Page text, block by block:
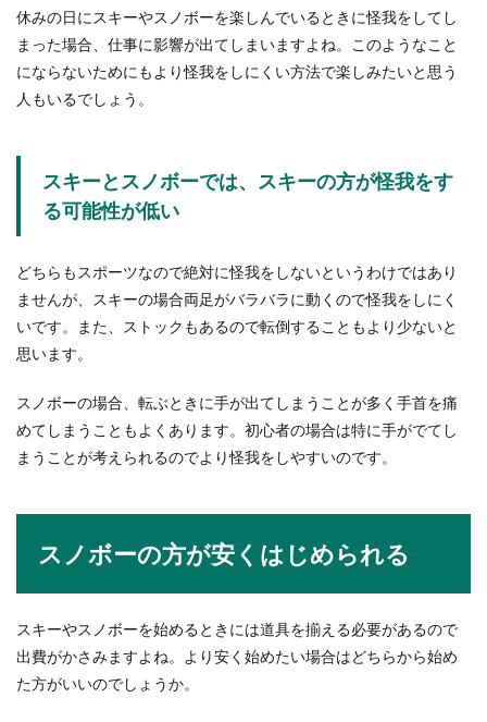
休みの日にスキーやスノボーを楽しんでいるときに怪我をしてし
まった場合、仕事に影響が出てしまいますよね。このようなこと
にならないためにもより怪我をしにくい方法で楽しみたいと思う
人もいるでしょう。
スキーとスノボーでは、スキーの方が怪我をす
る可能性が低い
どちらもスポーツなので絶対に怪我をしないというわけではあり
ませんが、スキーの場合両足がバラバラに動くので怪我をしにく
いです。また、ストックもあるので転倒することもより少ないと
思います。
スノボーの場合、転ぶときに手が出てしまうことが多く手首を痛
めてしまうこともよくあります。初心者の場合は特に手がでてし
まうことが考えられるのでより怪我をしやすいのです。
スノボーの方が安くはじめられる
スキーやスノボーを始めるときには道具を揃える必要があるので
出費がかさみますよね。より安く始めたい場合はどちらから始め
た方がいいのでしょうか。